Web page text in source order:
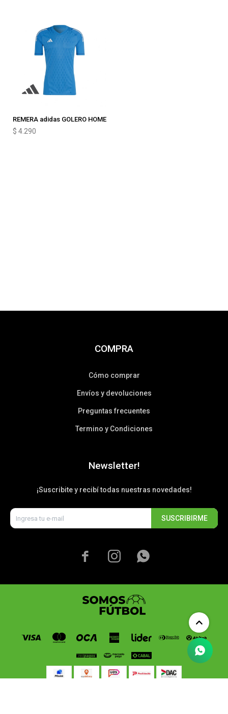
REMERA adidas GOLERO HOME
$ 4.290
COMPRA
Cómo comprar
Envíos y devoluciones
Preguntas frecuentes
Termino y Condiciones
Newsletter!
¡Suscribite y recibí todas nuestras novedades!
SUSCRIBIRME
  